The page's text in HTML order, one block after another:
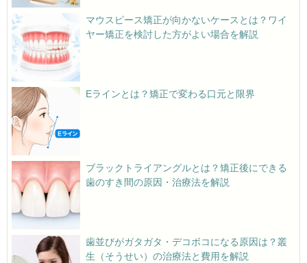
マウスピース矯正が向かないケースとは？ワイ
ヤー矯正を検討した方がよい場合を解説
Eラインとは？矯正で変わる口元と限界
ブラックトライアングルとは？矯正後にできる
歯のすき間の原因・治療法を解説
歯並びがガタガタ・デコボコになる原因は？叢
生（そうせい）の治療法と費用を解説